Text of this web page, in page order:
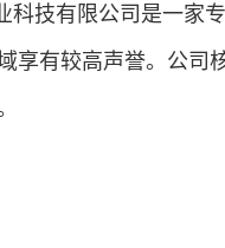
科技有限公司是一家
享有较高声誉。公司